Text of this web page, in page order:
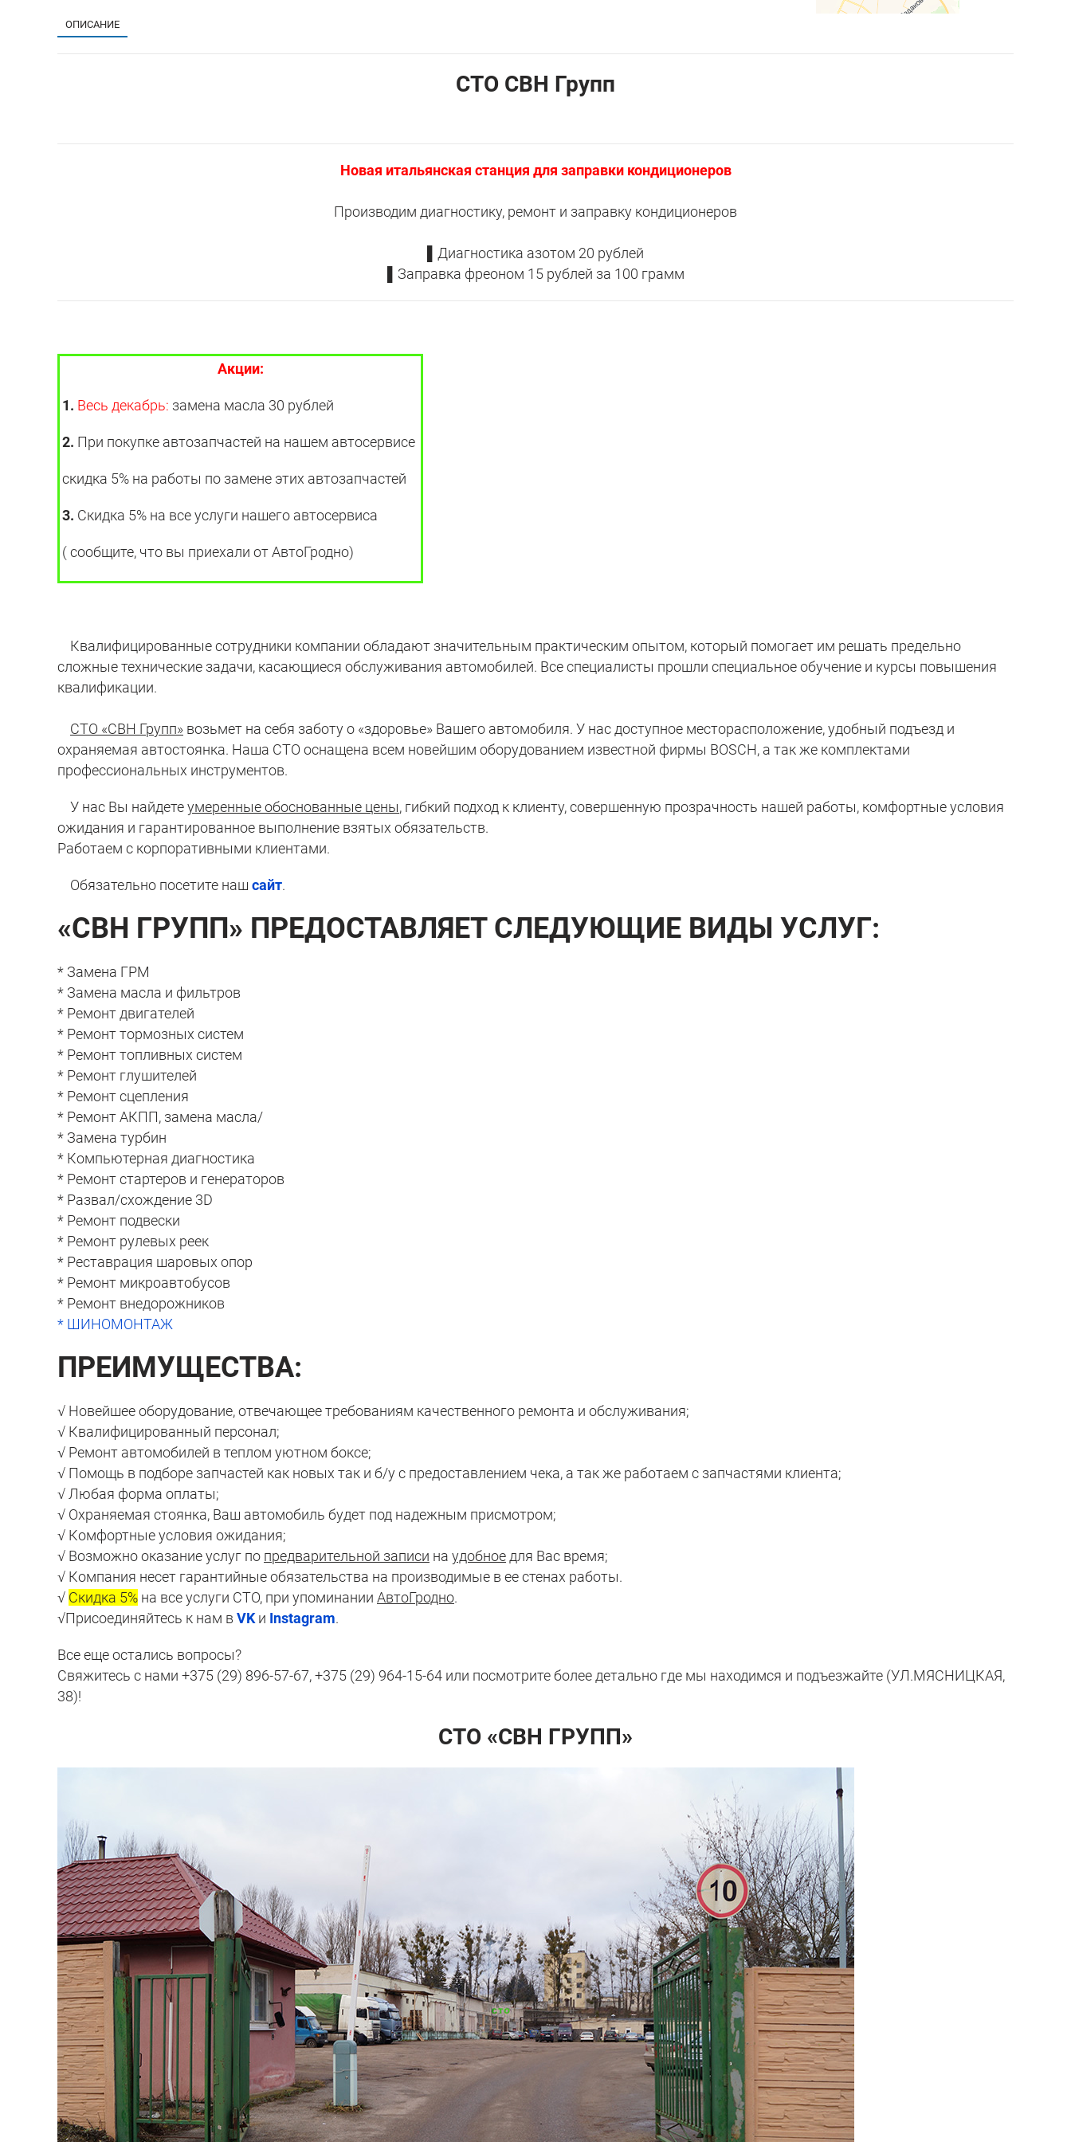
ОПИСАНИЕ
CTO СВН Групп
Новая итальянская станция для заправки кондиционеров
Производим диагностику, ремонт и заправку кондиционеров
▌Диагностика азотом 20 рублей
▌Заправка фреоном 15 рублей за 100 грамм
Акции:
1. Весь декабрь: замена масла 30 рублей
2. При покупке автозапчастей на нашем автосервисе
скидка 5% на работы по замене этих автозапчастей
3. Скидка 5% на все услуги нашего автосервиса
( сообщите, что вы приехали от АвтоГродно)
Квалифицированные сотрудники компании обладают значительным практическим опытом, который помогает им решать предельно
сложные технические задачи, касающиеся обслуживания автомобилей. Все специалисты прошли специальное обучение и курсы повышения
квалификации.
СТО «СВН Групп» возьмет на себя заботу о «здоровье» Вашего автомобиля. У нас доступное месторасположение, удобный подъезд и
охраняемая автостоянка. Наша СТО оснащена всем новейшим оборудованием известной фирмы BOSCH, а так же комплектами
профессиональных инструментов.
У нас Вы найдетеумеренные обоснованные цены, гибкий подход к клиенту, совершенную прозрачность нашей работы, комфортные условия
ожидания и гарантированное выполнение взятых обязательств.
Работаем с корпоративными клиентами.
Обязательно посетите наш сайт.
«СВН ГРУПП» ПРЕДОСТАВЛЯЕТ СЛЕДУЮЩИЕ ВИДЫ УСЛУГ:
* Замена ГРМ
* Замена масла и фильтров
* Ремонт двигателей
* Ремонт тормозных систем
* Ремонт топливных систем
* Ремонт глушителей
* Ремонт сцепления
* Ремонт АКПП, замена масла/
* Замена турбин
* Компьютерная диагностика
* Ремонт стартеров и генераторов
* Развал/схождение 3D
* Ремонт подвески
* Ремонт рулевых реек
* Реставрация шаровых опор
* Ремонт микроавтобусов
* Ремонт внедорожников
* ШИНОМОНТАЖ
ПРЕИМУЩЕСТВА:
√ Новейшее оборудование, отвечающее требованиям качественного ремонта и обслуживания;
√ Квалифицированный персонал;
√ Ремонт автомобилей в теплом уютном боксе;
√ Помощь в подборе запчастей как новых так и б/у с предоставлением чека, а так же работаем с запчастями клиента;
√ Любая форма оплаты;
√ Охраняемая стоянка, Ваш автомобиль будет под надежным присмотром;
√ Комфортные условия ожидания;
√ Возможно оказание услуг по предварительной записи на удобноедля Вас время;
√ Компания несет гарантийные обязательства на производимые в ее стенах работы.
√ Скидка 5% на все услуги СТО, при упоминании АвтоГродно.
√Присоединяйтесь к нам в VKи Instagram.
Все еще остались вопросы?
Свяжитесь с нами +375 (29) 896-57-67, +375 (29) 964-15-64 или посмотрите более детально где мы находимся и подъезжайте (УЛ.МЯСНИЦКАЯ,
38)!
СТО «СВН ГРУПП»